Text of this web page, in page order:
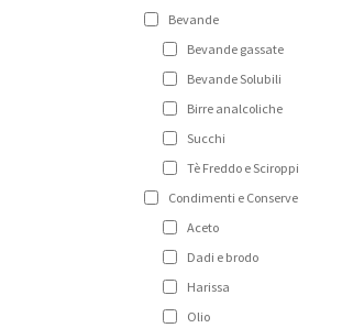
Bevande
Bevande gassate
Bevande Solubili
Birre analcoliche
Succhi
Tè Freddo e Sciroppi
Condimenti e Conserve
Aceto
Dadi e brodo
Harissa
Olio